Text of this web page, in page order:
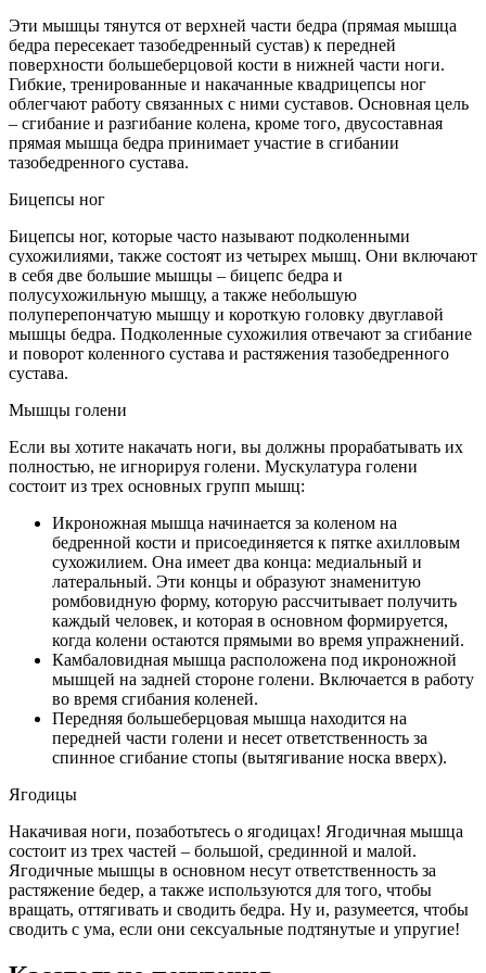
Эти мышцы тянутся от верхней части бедра (прямая мышца
бедра пересекает тазобедренный сустав) к передней
поверхности большеберцовой кости в нижней части ноги.
Гибкие, тренированные и накачанные квадрицепсы ног
облегчают работу связанных с ними суставов. Основная цель
– сгибание и разгибание колена, кроме того, двусоставная
прямая мышца бедра принимает участие в сгибании
тазобедренного сустава.
Бицепсы ног
Бицепсы ног, которые часто называют подколенными
сухожилиями, также состоят из четырех мышц. Они включают
в себя две большие мышцы – бицепс бедра и
полусухожильную мышцу, а также небольшую
полуперепончатую мышцу и короткую головку двуглавой
мышцы бедра. Подколенные сухожилия отвечают за сгибание
и поворот коленного сустава и растяжения тазобедренного
сустава.
Мышцы голени
Если вы хотите накачать ноги, вы должны прорабатывать их
полностью, не игнорируя голени. Мускулатура голени
состоит из трех основных групп мышц:
Икроножная мышца начинается за коленом на
бедренной кости и присоединяется к пятке ахилловым
сухожилием. Она имеет два конца: медиальный и
латеральный. Эти концы и образуют знаменитую
ромбовидную форму, которую рассчитывает получить
каждый человек, и которая в основном формируется,
когда колени остаются прямыми во время упражнений.
Камбаловидная мышца расположена под икроножной
мышцей на задней стороне голени. Включается в работу
во время сгибания коленей.
Передняя большеберцовая мышца находится на
передней части голени и несет ответственность за
спинное сгибание стопы (вытягивание носка вверх).
Ягодицы
Накачивая ноги, позаботьтесь о ягодицах! Ягодичная мышца
состоит из трех частей – большой, срединной и малой.
Ягодичные мышцы в основном несут ответственность за
растяжение бедер, а также используются для того, чтобы
вращать, оттягивать и сводить бедра. Ну и, разумеется, чтобы
сводить с ума, если они сексуальные подтянутые и упругие!